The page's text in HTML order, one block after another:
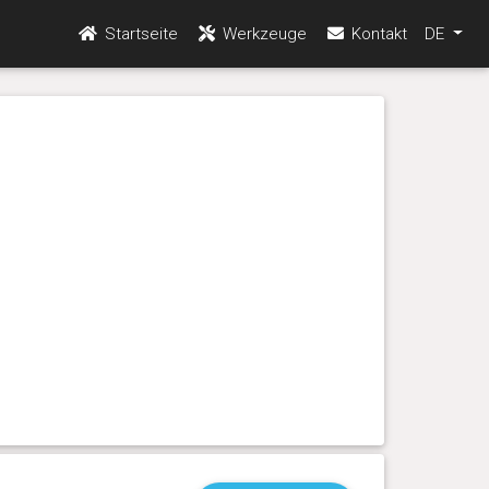
Startseite Werkzeuge Kontakt DE